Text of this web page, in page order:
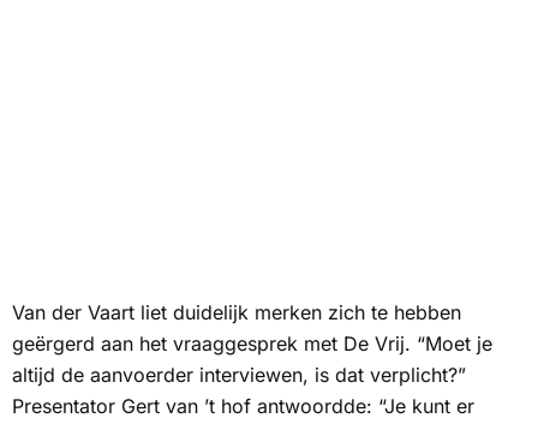
Van der Vaart liet duidelijk merken zich te hebben
geërgerd aan het vraaggesprek met De Vrij. “Moet je
altijd de aanvoerder interviewen, is dat verplicht?”
Presentator Gert van ’t hof antwoordde: “Je kunt er